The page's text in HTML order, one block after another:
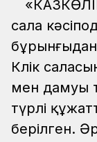
сала
Көлік
мен дамуы
түрлі
берілген.